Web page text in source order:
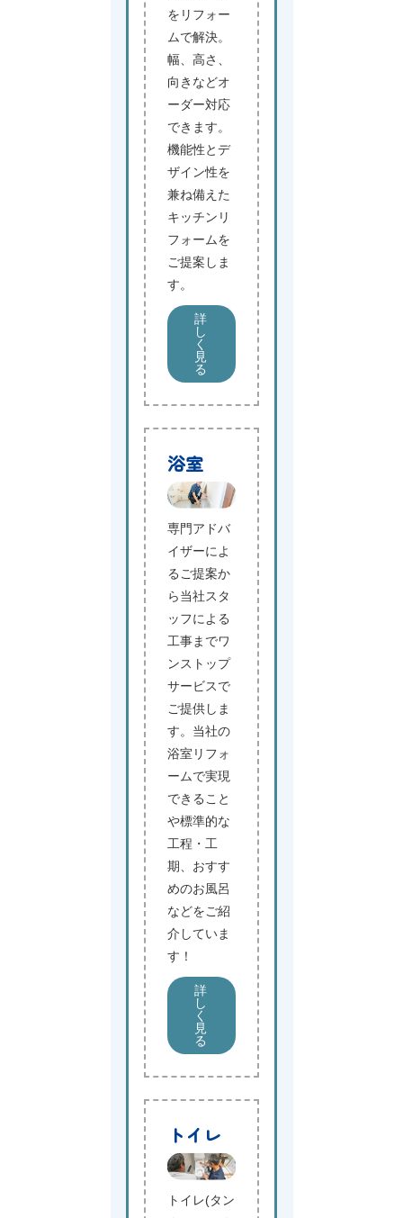
をリフォー
ムで解決。
幅、高さ、
向きなどオ
ーダー対応
できます。
機能性とデ
ザイン性を
兼ね備えた
キッチンリ
フォームを
ご提案しま
す。
詳
し
く
見
る
浴室
専門アドバ
イザーによ
るご提案か
ら当社スタ
ッフによる
工事までワ
ンストップ
サービスで
ご提供しま
す。当社の
浴室リフォ
ームで実現
できること
や標準的な
工程・工
期、おすす
めのお風呂
などをご紹
介していま
す！
詳
し
く
見
る
トイレ
トイレ(タン